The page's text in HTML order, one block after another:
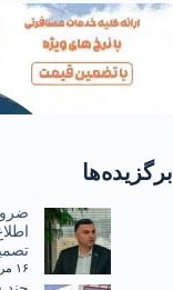
برگزیده‌ها
۱۶ مرداد ۱۴۰۵